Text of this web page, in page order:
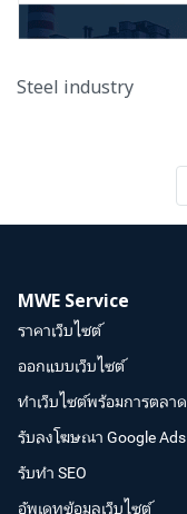
Steel industry
MWE Service
ราคาเว็บไซต์
ออกแบบเว็บไซต์
ทำเว็บไซต์พร้อมการตลาด
รับลงโฆษณา Google Ads
รับทำ SEO
อัพเดทข้อมูลเว็บไซต์